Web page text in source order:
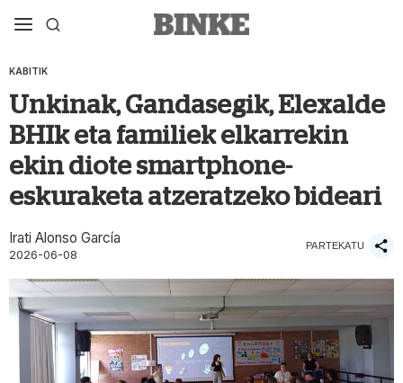
KABITIK
Unkinak, Gandasegik, Elexalde
BHIk eta familiek elkarrekin
ekin diote smartphone-
eskuraketa atzeratzeko bideari
Irati Alonso García
2026-06-08
PARTEKATU